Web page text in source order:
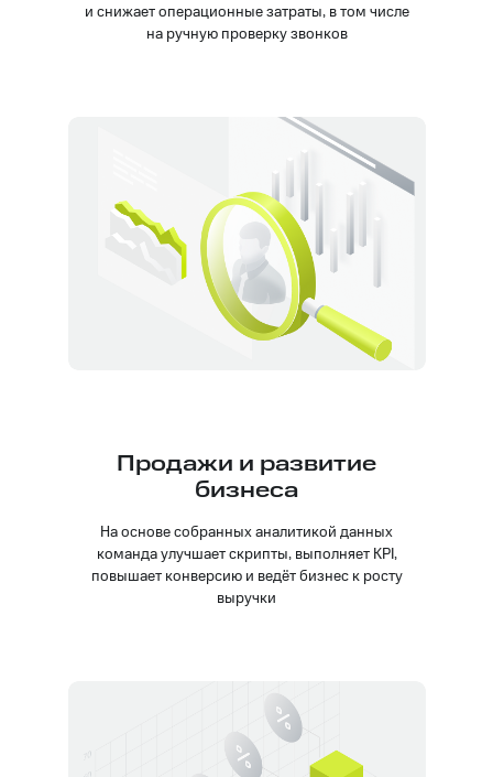
и снижает операционные затраты, в том числе
на ручную проверку звонков
Продажи и развитие
бизнеса
На основе собранных аналитикой данных
команда улучшает скрипты, выполняет KPI,
повышает конверсию и ведёт бизнес к росту
выручки